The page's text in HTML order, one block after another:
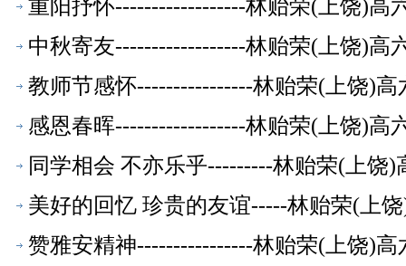
重阳抒怀------------------林贻荣(上饶)高
中秋寄友------------------林贻荣(上饶)高
教师节感怀----------------林贻荣(上饶)高
感恩春晖------------------林贻荣(上饶)高
同学相会 不亦乐乎---------林贻荣(上饶)
美好的回忆 珍贵的友谊-----林贻荣(上
赞雅安精神----------------林贻荣(上饶)高